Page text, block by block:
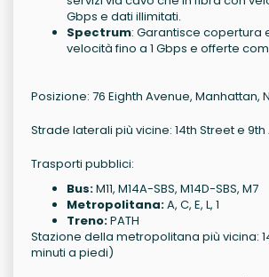
Gbps e dati illimitati.
Spectrum: Garantisce copertura
velocità fino a 1 Gbps e offerte
Posizione: 76 Eighth Avenue, Manhattan,
Strade laterali più vicine: 14th Street e 9th
Trasporti pubblici:
Bus:M11, M14A-SBS, M14D-SBS, M7
Metropolitana:A, C, E, L, 1
Treno:PATH
Stazione della metropolitana più vicina:
minuti a piedi)